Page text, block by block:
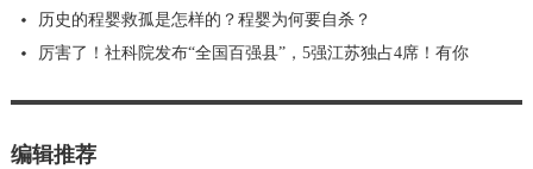
历史的程婴救孤是怎样的？程婴为何要自杀？
厉害了！社科院发布“全国百强县”，5强江苏独占4席！有你
编辑推荐